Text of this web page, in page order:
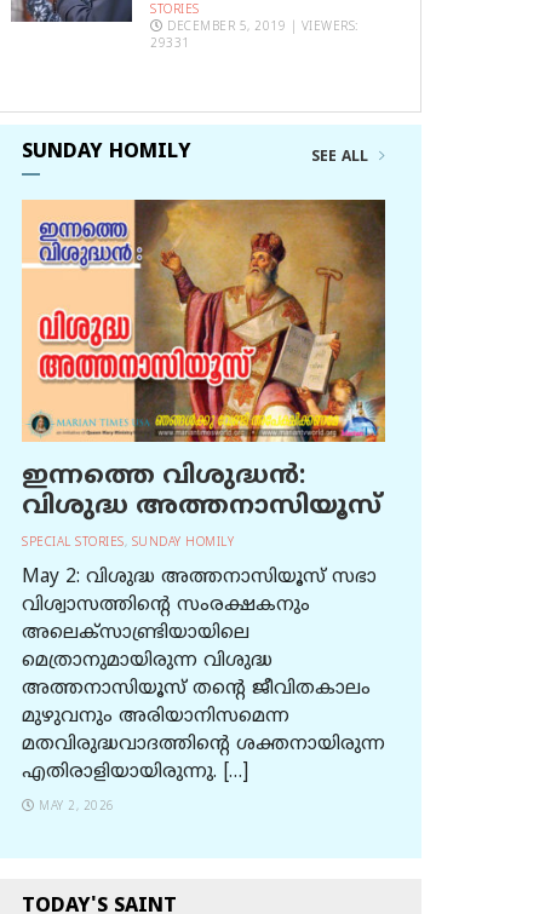
STORIES
DECEMBER 5, 2019 | VIEWERS:
29331
SUNDAY HOMILY SEE ALL
ഇന്നത്തെ വിശുദ്ധന്‍:
വിശുദ്ധ അത്തനാസിയൂസ്
SPECIAL STORIES, SUNDAY HOMILY
May 2: വിശുദ്ധ അത്തനാസിയൂസ് സഭാ
വിശ്വാസത്തിന്റെ സംരക്ഷകനും
അലെക്സാണ്ട്രിയായിലെ
മെത്രാനുമായിരുന്ന വിശുദ്ധ
അത്തനാസിയൂസ് തന്റെ ജീവിതകാലം
മുഴുവനും അരിയാനിസമെന്ന
മതവിരുദ്ധവാദത്തിന്റെ ശക്തനായിരുന്ന
എതിരാളിയായിരുന്നു. […]
MAY 2, 2026
TODAY'S SAINT